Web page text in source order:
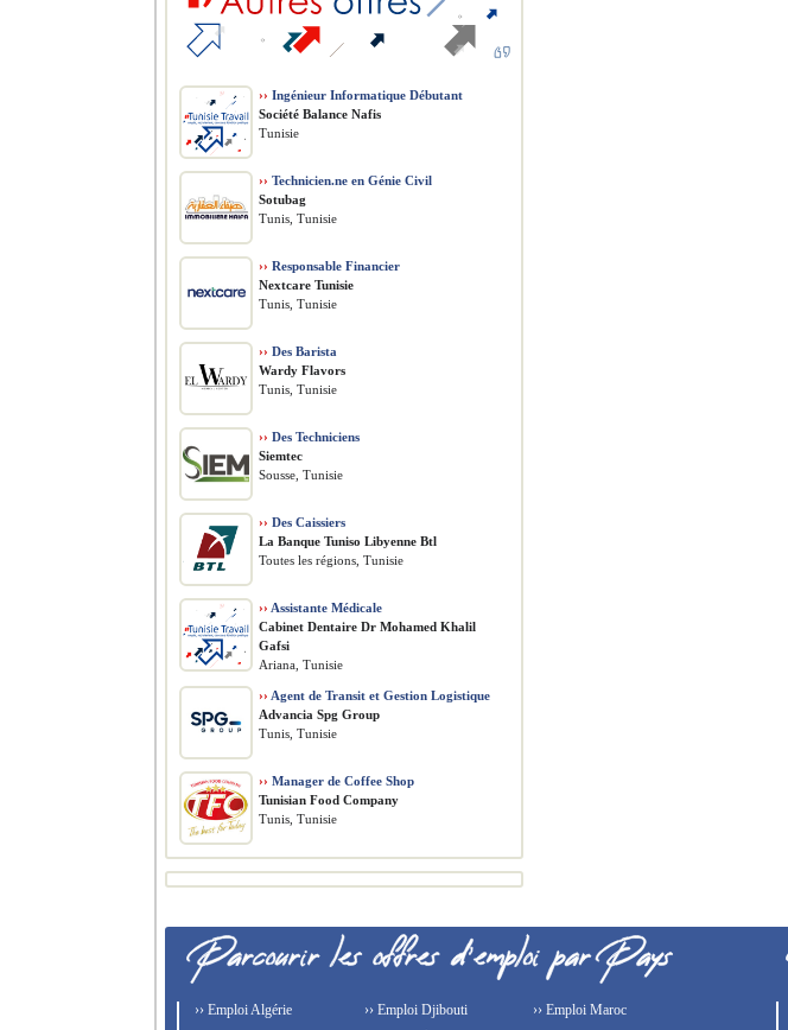
›› Ingénieur Informatique Débutant
Société Balance Nafis
Tunisie
›› Technicien.ne en Génie Civil
Sotubag
Tunis, Tunisie
›› Responsable Financier
Nextcare Tunisie
Tunis, Tunisie
›› Des Barista
Wardy Flavors
Tunis, Tunisie
›› Des Techniciens
Siemtec
Sousse, Tunisie
›› Des Caissiers
La Banque Tuniso Libyenne Btl
Toutes les régions, Tunisie
›› Assistante Médicale
Cabinet Dentaire Dr Mohamed Khalil
Gafsi
Ariana, Tunisie
›› Agent de Transit et Gestion Logistique
Advancia Spg Group
Tunis, Tunisie
›› Manager de Coffee Shop
Tunisian Food Company
Tunis, Tunisie
›› Emploi Algérie
›› Emploi Djibouti
›› Emploi Maroc